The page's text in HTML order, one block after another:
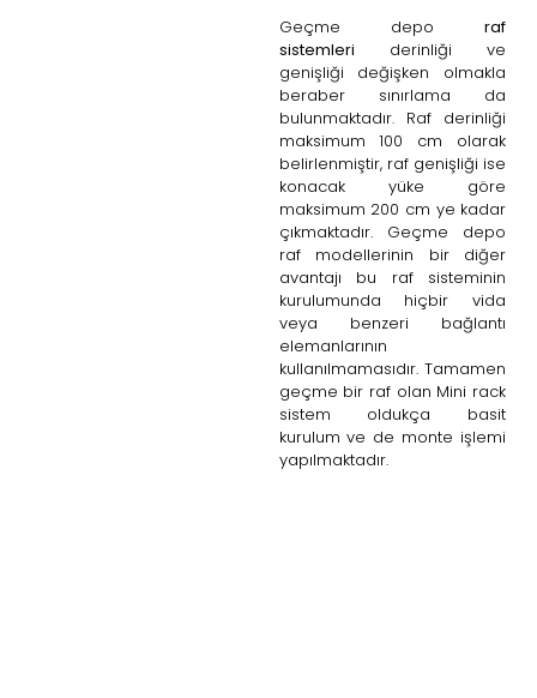
Geçme deporaf
sistemleri derinliği ve
genişliği değişken olmakla
beraber sınırlama da
bulunmaktadır. Raf derinliği
maksimum 100 cm olarak
belirlenmiştir, raf genişliği ise
konacak yüke göre
maksimum 200 cm ye kadar
çıkmaktadır. Geçme depo
raf modellerinin bir diğer
avantajı bu raf sisteminin
kurulumunda hiçbir vida
veya benzeri bağlantı
elemanlarının
kullanılmamasıdır. Tamamen
geçme bir raf olan Mini rack
sistem oldukça basit
kurulum ve de monte işlemi
yapılmaktadır.